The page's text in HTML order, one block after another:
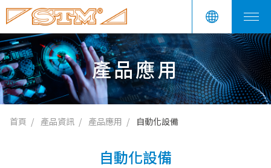
產品應用
首頁 產品資訊 產品應用 自動化設備
自動化設備